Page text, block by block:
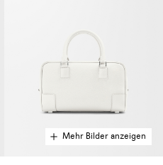
Mehr Bilder anzeigen